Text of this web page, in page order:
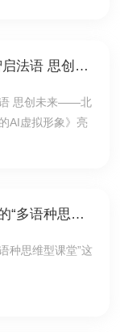
【思维型课堂研究课】智启法语 思创未来——北外附校法语思维型公开课《我的AI虚拟形象》亮相海淀区多语研修工作坊
语 思创未来——北
AI虚拟形象》亮
思维·语言·AI：北外附校的“多语种思维型课堂”这样上
种思维型课堂”这